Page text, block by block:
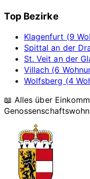
Top Bezirke
Klagenfurt (9
Spittal an der
St. Veit an der
Villach (6
Wolfsberg (4
📖 Alles über